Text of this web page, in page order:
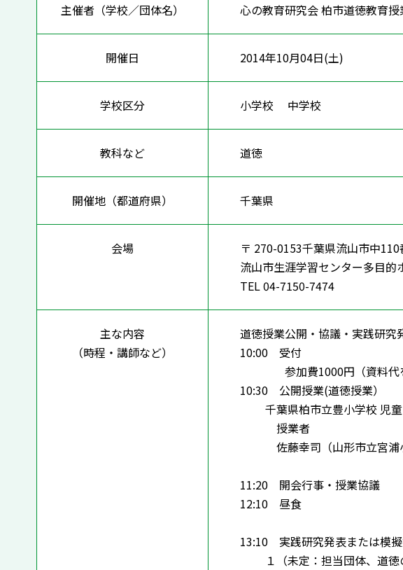
主催者（学校／団体名） 心の教育研究会 柏市道徳教育
開催日 2014年10月04日(土)
学校区分 小学校 中学校
教科など 道徳
開催地（都道府県） 千葉県
会場
〒 270-0153千葉県流山市中110
流山市生涯学習センター多目的
TEL 04-7150-7474
主な内容
（時程・講師など）
道徳授業公開・協議・実践研究
10:00 受付
参加費1000円（資料代を
10:30 公開授業(道徳授業）
千葉県柏市立豊小学校 児童
授業者
佐藤幸司（山形市立宮浦小
11:20 開会行事・授業協議
12:10 昼食
13:10 実践研究発表または模
１（未定：担当団体、道徳